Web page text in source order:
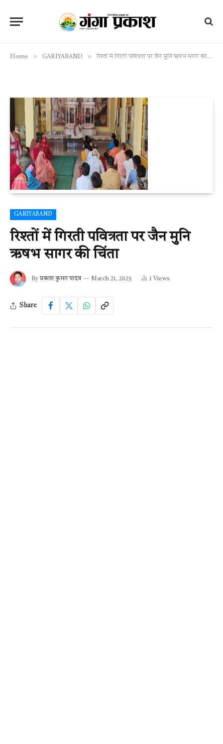
Home » GARIYABAND » रिश्तों में गिरती पवित्रता पर जैन मुनि ऋषभ सागर की चिंता
GARIYABAND
रिश्तों में गिरती पवित्रता पर जैन मुनि
ऋषभ सागर की चिंता
By प्रकाश कुमार यादव March 21, 2025 1 Views
Share